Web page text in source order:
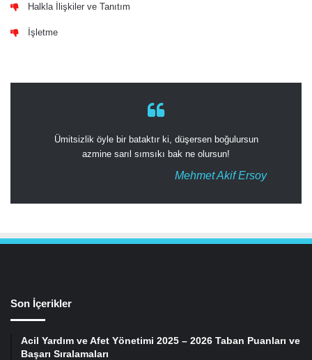
Halkla İlişkiler ve Tanıtım
İşletme
Ümitsizlik öyle bir bataktır ki, düşersen boğulursun
azmine sarıl sımsıkı bak ne olursun!
Mehmet Akif Ersoy
Son İçerikler
Acil Yardım ve Afet Yönetimi 2025 – 2026 Taban Puanları ve
Başarı Sıralamaları